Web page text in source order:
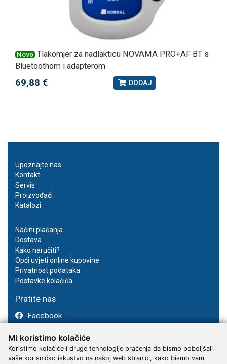
Mi koristimo kolačiće
Koristimo kolačiće i druge tehnologije praćenja da bismo poboljšali
vaše korisničko iskustvo na našoj web stranici, kako bismo vam
Novo Tlakomjer za nadlakticu NOVAMA PRO+AF BT s
Bluetoothom i adapterom
69,88 € DODAJ
Upoznajte nas
Kontakt
Servis
Proizvođači
Katalozi
Načini plaćanja
Dostava
Kako naručiti?
Opći uvjeti online kupovine
Privatnost podataka
Postavke kolačića
Pratite nas
Facebook
Youtube